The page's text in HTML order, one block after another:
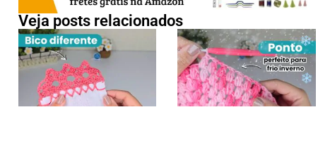
Veja posts relacionados